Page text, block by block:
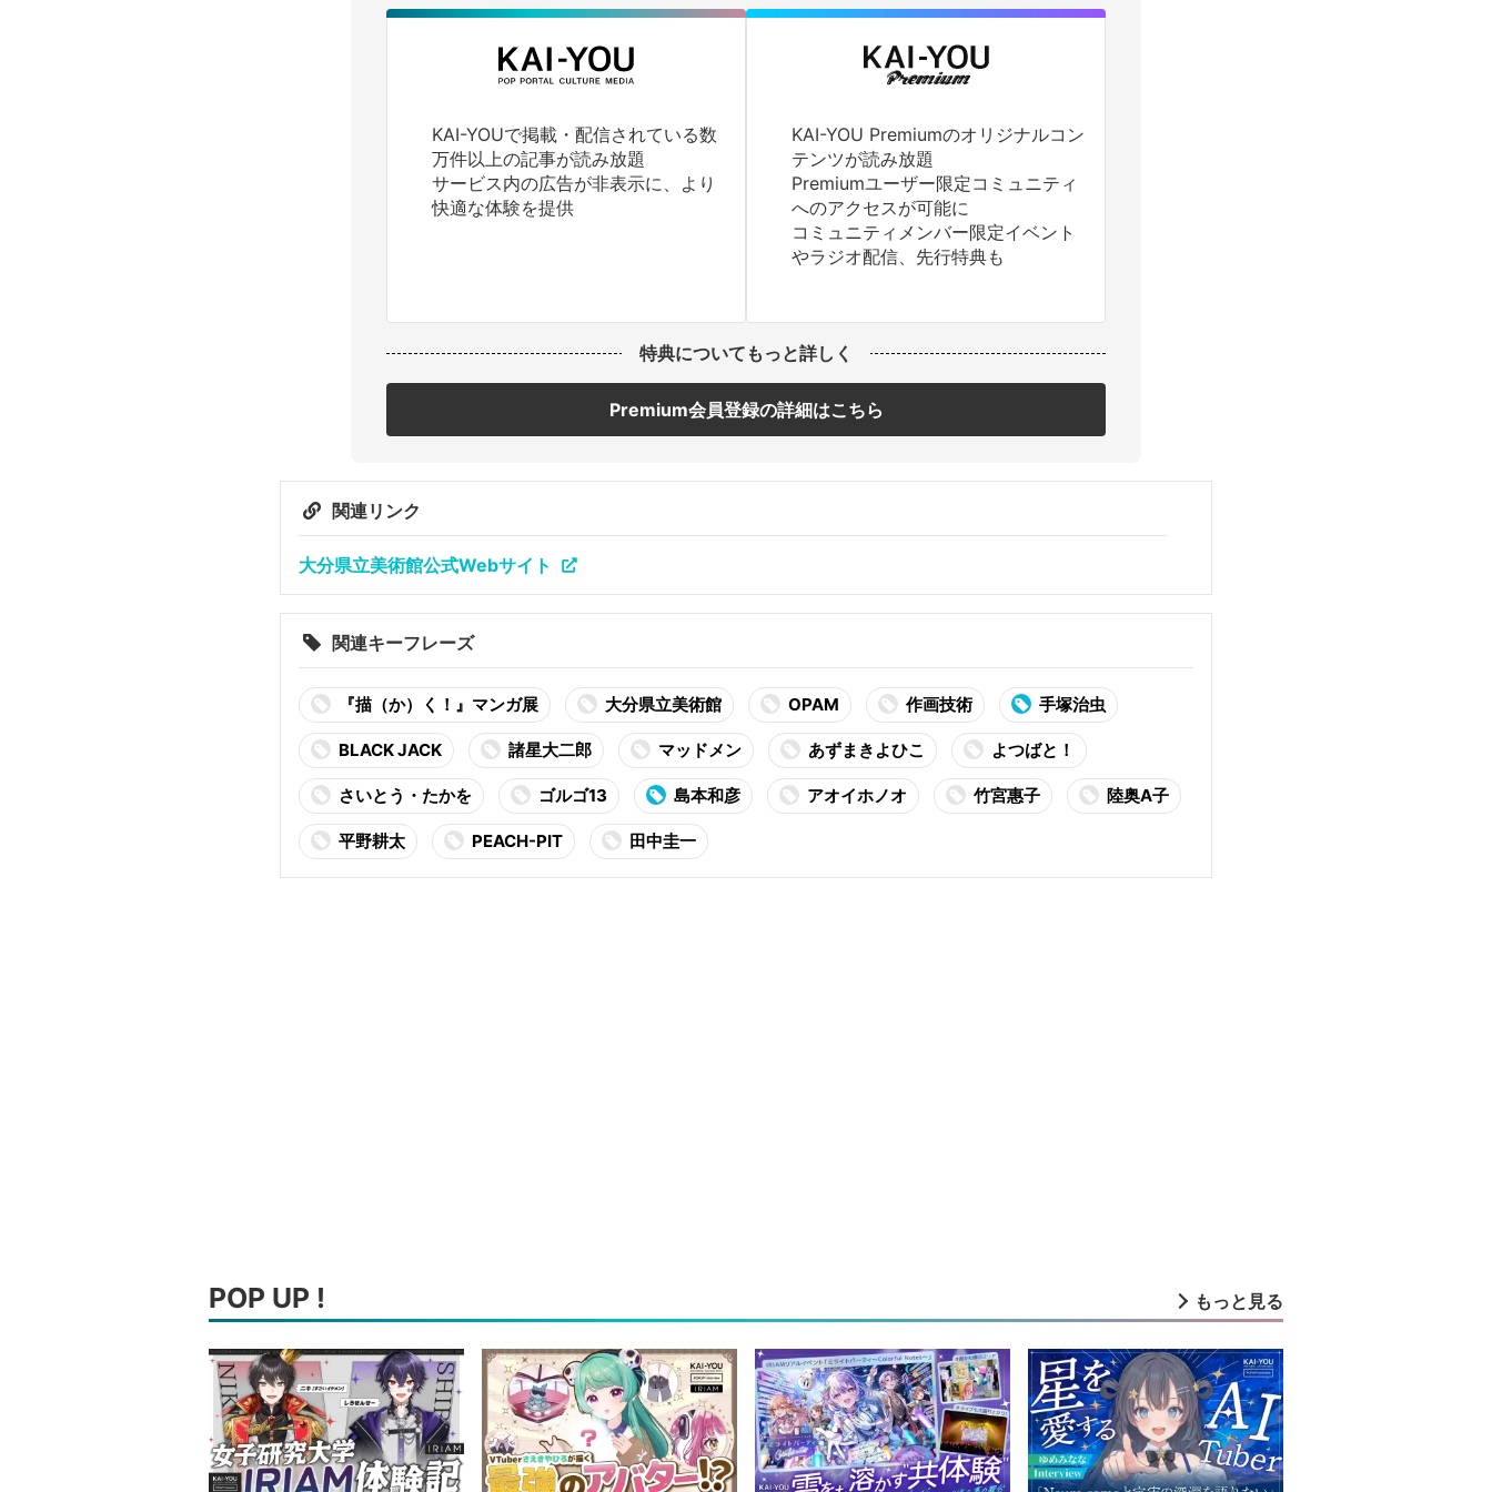
KAI-YOUで掲載・配信されている数
万件以上の記事が読み放題
サービス内の広告が非表示に、より
快適な体験を提供
KAI-YOU Premiumのオリジナルコン
テンツが読み放題
Premiumユーザー限定コミュニティ
へのアクセスが可能に
コミュニティメンバー限定イベント
やラジオ配信、先行特典も
特典についてもっと詳しく
Premium会員登録の詳細はこちら
関連リンク
大分県立美術館公式Webサイト
関連キーフレーズ
『描（か）く！』マンガ展 大分県立美術館 OPAM 作画技術 手塚治虫
BLACK JACK 諸星大二郎 マッドメン あずまきよひこ よつばと！
さいとう・たかを ゴルゴ13 島本和彦 アオイホノオ 竹宮惠子 陸奥A子
平野耕太 PEACH-PIT 田中圭一
POP UP ! もっと見る